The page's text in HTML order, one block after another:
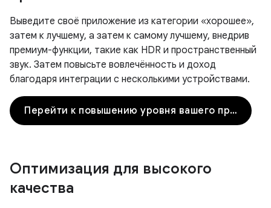
Выведите своё приложение из категории «хорошее»,
затем к лучшему, а затем к самому лучшему, внедрив
премиум-функции, такие как HDR и пространственный
звук. Затем повысьте вовлечённость и доход
благодаря интеграции с несколькими устройствами.
Перейти к повышению уровня вашего приложения
Оптимизация для высокого
качества